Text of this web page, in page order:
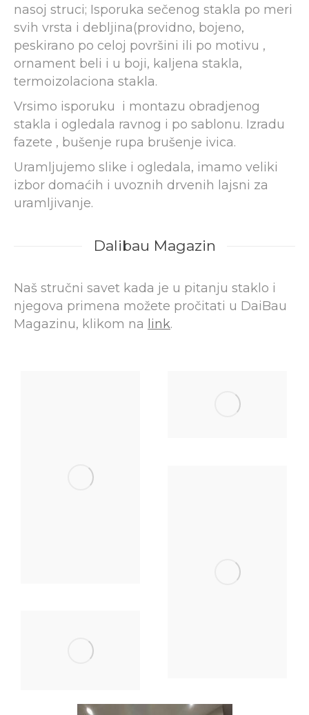
nasoj struci; Isporuka sečenog stakla po meri
svih vrsta i debljina(providno, bojeno,
peskirano po celoj površini ili po motivu ,
ornament beli i u boji, kaljena stakla,
termoizolaciona stakla.
Vrsimo isporuku i montazu obradjenog
stakla i ogledala ravnog i po sablonu. Izradu
fazete , bušenje rupa brušenje ivica.
Uramljujemo slike i ogledala, imamo veliki
izbor domaćih i uvoznih drvenih lajsni za
uramljivanje.
Dalibau Magazin
Naš stručni savet kada je u pitanju staklo i
njegova primena možete pročitati u DaiBau
Magazinu, klikom na link.